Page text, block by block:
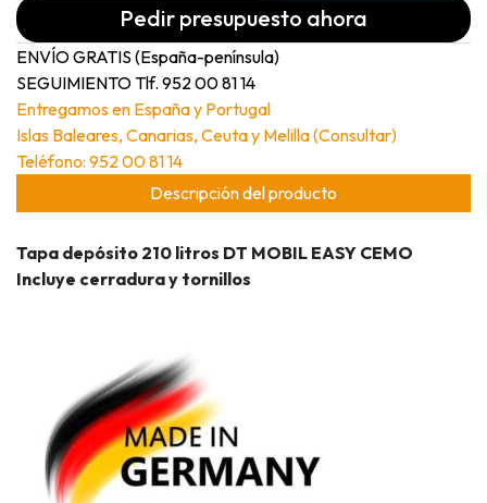
Pedir presupuesto ahora
ENVÍO GRATIS (España-península)
SEGUIMIENTO Tlf. 952 00 81 14
Entregamos en España y Portugal
Islas Baleares, Canarias, Ceuta y Melilla (Consultar)
Teléfono: 952 00 81 14
Descripción del producto
Tapa depósito 210 litros DT MOBIL EASY CEMO
Incluye cerradura y tornillos